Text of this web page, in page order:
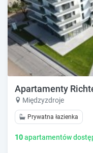
Apartamenty
Międzyzdroje
Prywatna łazienka
10apartamentów